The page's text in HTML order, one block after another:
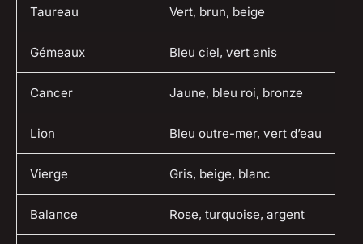
Taureau Vert, brun, beige
Gémeaux Bleu ciel, vert anis
Cancer Jaune, bleu roi, bronze
Lion Bleu outre-mer, vert d’eau
Vierge Gris, beige, blanc
Balance Rose, turquoise, argent